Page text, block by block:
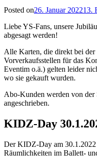
Posted on26. Januar 202213.
Liebe YS-Fans, unsere
abgesagt werden!
Alle Karten, die direkt bei der
Vorverkaufsstellen für das
Eventim o.ä.) gelten leider
wo sie gekauft wurden.
Abo-Kunden werden von der
angeschrieben.
KIDZ-Day
Der KIDZ-Day am 30.1.2022
Räumlichkeiten im Ballett-